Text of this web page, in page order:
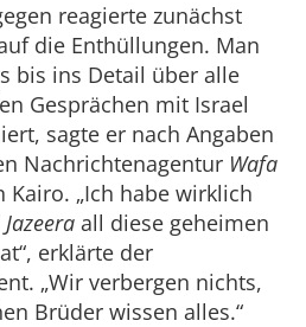
reagierte zunächst
die Enthüllungen. Man
bis ins Detail über alle
Gesprächen mit Israel
sagte er nach Angaben
Nachrichtenagentur Wafa
Kairo. „Ich habe wirklich
all diese geheimen
erklärte der
„Wir verbergen nichts,
Brüder wissen alles.“